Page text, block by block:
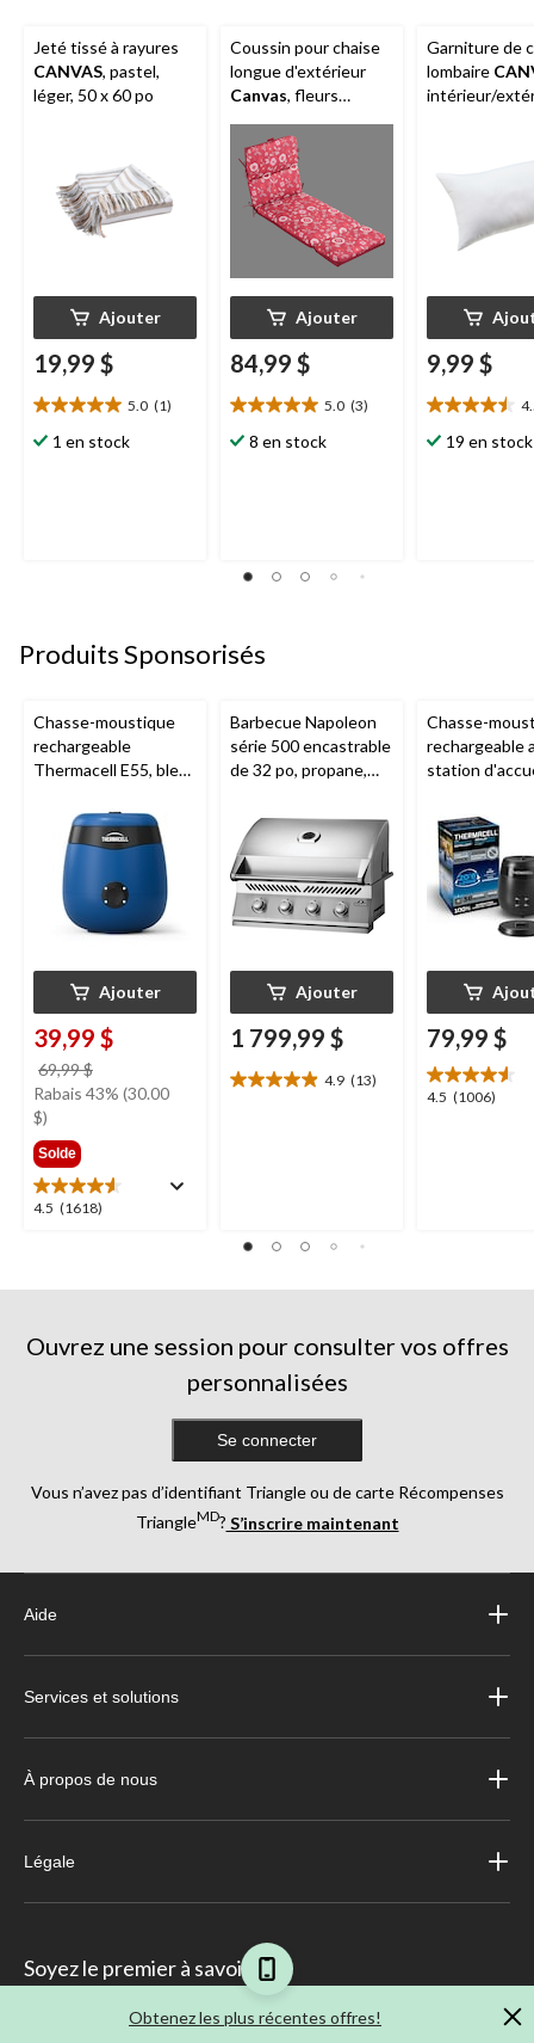
Jeté tissé à rayures
CANVAS, pastel,
léger, 50 x 60 po
Ajouter
19,99 $
5.0 (1)
5.0
étoile(s)
1 en stock
Coussin pour chaise
longue d'extérieur
Canvas, fleurs
l'eau, aux taches et à
la décoloration, 21 x
72 po
Ajouter
84,99 $
5.0 (3)
5.0
étoile(s)
8 en stock
Garniture de
lombaire
intérieur/
9,99 $
4.5
étoile(s)
19 en stock
Produits Sponsorisés
Chasse-moustique
rechargeable
Thermacell E55, bleu
Ajouter
39,99 $
69,99 $
était
Rabais 43% (30.00
$)
Solde
4.5 (1618)
4.5
Barbecue Napoleon
série 500 encastrable
de 32 po, propane,
Ajouter
1 799,99 $
4.9 (13)
4.9
Chasse-
rechargeable
station
charbon
79,99 $
4.5 (1006)
4.5
Obtenez les plus récentes offres!
Ouvrez une session pour consulter vos offres
personnalisées
Se connecter
Vous n’avez pas d’identifiant Triangle ou de carte Récompenses
TriangleMD? S’inscrire maintenant
Aide
Services et solutions
À propos de nous
Légale
Soyez le premier à savoir
Recevez votre prospectus hebdomadaire directement par e-mail